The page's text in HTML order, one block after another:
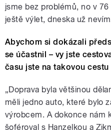
jsme bez problémů, no v
ještě výlet, dneska už
Abychom si dokázali
se účastnil – vy jste
času jste na takovou
„Doprava byla většinou
měli jedno auto, které bylo
výrobcem. A dokonce nám
šoféroval s Hanzelkou a